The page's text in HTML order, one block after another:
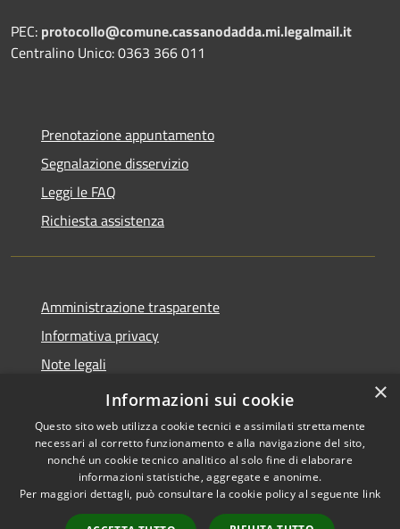
PEC: protocollo@comune.cassanodadda.mi.legalmail.it
Centralino Unico: 0363 366 011
Prenotazione appuntamento
Segnalazione disservizio
Leggi le FAQ
Richiesta assistenza
Amministrazione trasparente
Informativa privacy
Note legali
Dichiarazione di accessibilità
Accessibilità
Copyright © 2026 • Comune di
Cassano d'Adda • Powered by
×
Informazioni sui cookie
Questo sito web utilizza cookie tecnici e assimilati strettamente
necessari al corretto funzionamento e alla navigazione del sito,
nonché un cookie tecnico analitico al solo fine di elaborare
informazioni statistiche, aggregate e anonime.
Per maggiori dettagli, può consultare la cookie policy al seguente link